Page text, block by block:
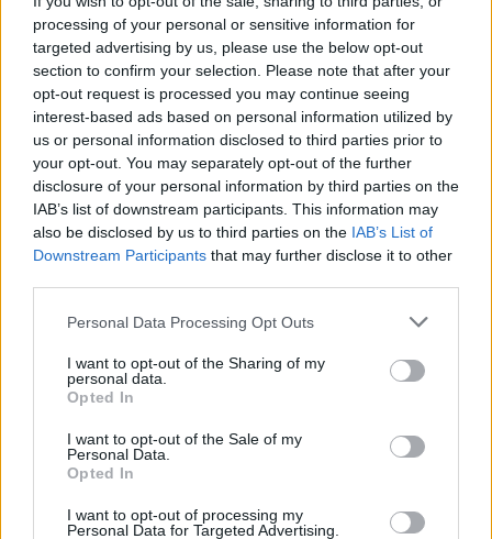
processing of your personal or sensitive information for
targeted advertising by us, please use the below opt-out
section to confirm your selection. Please note that after your
opt-out request is processed you may continue seeing
interest-based ads based on personal information utilized by
us or personal information disclosed to third parties prior to
your opt-out. You may separately opt-out of the further
disclosure of your personal information by third parties on the
IAB’s list of downstream participants. This information may
also be disclosed by us to third parties on the IAB’s List of
Downstream Participants that may further disclose it to other
Please note that this website/app uses one or more Google
not limited to your visit or usage behaviour. You may click to
grant or deny consent to Google and its third-party tags to
use your data for below specified purposes in below Google
consent section.
Personal Data Processing Opt Outs
I want to opt-out of the Sharing of my
personal data.
Opted In
I want to opt-out of the Sale of my
Personal Data.
Opted In
I want to opt-out of processing my
Personal Data for Targeted Advertising.
imaginas poder financiar tu próximo viaje solo
con las recompensas?
Recuerda, aunque una tarjeta pueda ofrecer un
gran porcentaje de devolución en efectivo, es
fundamental considerar todos los aspectos de su
oferta, incluyendo las tasas anuales y los
beneficios adicionales, para tomar una decisión
informada. Así, cada compra será más que un
simple gasto, será una inversión en tus sueños.
Staff